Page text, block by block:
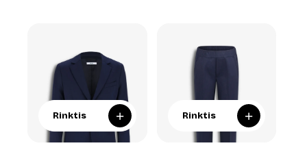
Rinktis + Rinktis +